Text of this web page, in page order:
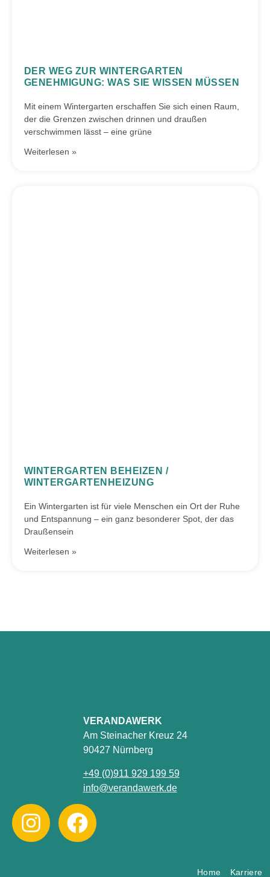
DER WEG ZUR WINTERGARTEN
GENEHMIGUNG: WAS SIE WISSEN MÜSSEN
Mit einem Wintergarten erschaffen Sie sich einen Raum,
der die Grenzen zwischen drinnen und draußen
verschwimmen lässt – eine grüne
Weiterlesen »
WINTERGARTEN BEHEIZEN /
WINTERGARTENHEIZUNG
Ein Wintergarten ist für viele Menschen ein Ort der Ruhe
und Entspannung – ein ganz besonderer Spot, der das
Draußensein
Weiterlesen »
VERANDAWERK
Am Steinacher Kreuz 24
90427 Nürnberg
+49 (0)911 929 199 59
info@verandawerk.de
Home Karriere